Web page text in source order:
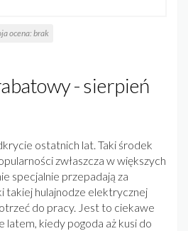
ocena:brak
- sierpień
ostatnich lat. Taki środek
zwłaszcza w większych
specjalnie przepadają za
takiej hulajnodze elektrycznej
do pracy. Jest to ciekawe
latem, kiedy pogoda aż kusi do